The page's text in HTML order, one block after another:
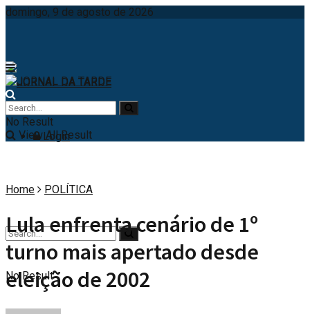
domingo, 9 de agosto de 2026
Login
No Result
No Result
View All Result
Home POLÍTICA
Lula enfrenta cenário de 1º
turno mais apertado desde
eleição de 2002